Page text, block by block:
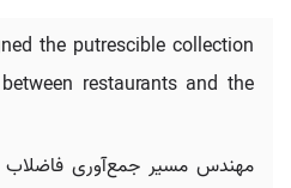
the putrescible collection
restaurants and the
مهندس مسیر جمع‌آوری فاضلاب